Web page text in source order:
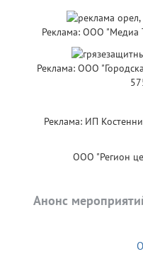
Реклама: ООО "Медиа
Реклама: ООО
Реклама: ИП
ООО "Регион
Анонс